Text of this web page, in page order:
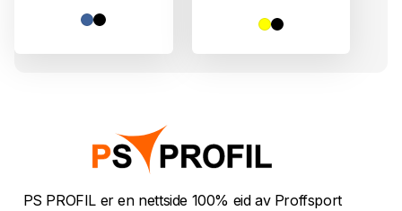
PS PROFIL er en nettside 100% eid av Proffsport